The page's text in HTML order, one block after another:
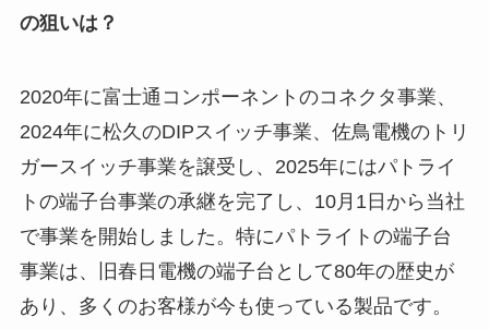
の狙いは？
2020年に富士通コンポーネントのコネクタ事業、
2024年に松久のDIPスイッチ事業、佐鳥電機のトリ
ガースイッチ事業を譲受し、2025年にはパトライ
トの端子台事業の承継を完了し、10月1日から当社
で事業を開始しました。特にパトライトの端子台
事業は、旧春日電機の端子台として80年の歴史が
あり、多くのお客様が今も使っている製品です。